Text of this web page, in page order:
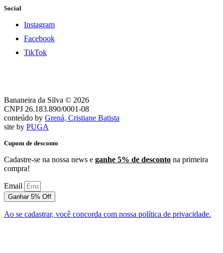
Social
Instagram
Facebook
TikTok
Bananeira da Silva © 2026
CNPJ 26.183.890/0001-08
conteúdo by Grená, Cristiane Batista
site by PUGA
Cupom de desconto
Cadastre-se na nossa news e ganhe 5% de desconto na primeira
compra!
Email
Ganhar 5% Off
Ao se cadastrar, você concorda com nossa política de privacidade.